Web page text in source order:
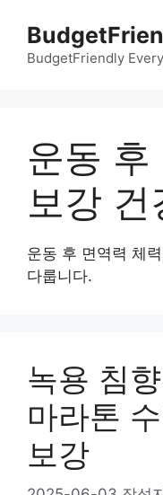
BudgetFriendly
운동 후
보강 건
운동 후 면역력 체
다룹니다.
녹용 침
마라톤
보강